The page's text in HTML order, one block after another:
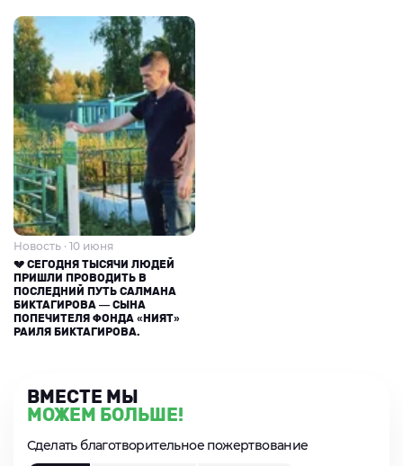
Новость · 10 июня
💔 СЕГОДНЯ ТЫСЯЧИ ЛЮДЕЙ
ПРИШЛИ ПРОВОДИТЬ В
ПОСЛЕДНИЙ ПУТЬ САЛМАНА
БИКТАГИРОВА — СЫНА
ПОПЕЧИТЕЛЯ ФОНДА «НИЯТ»
РАИЛЯ БИКТАГИРОВА.
ВМЕСТЕ МЫ
МОЖЕМ БОЛЬШЕ!
Сделать благотворительное пожертвование